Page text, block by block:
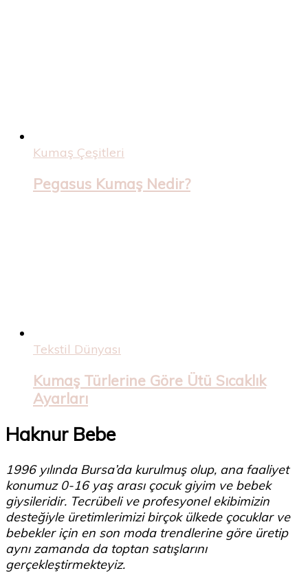
Kumaş Çeşitleri
Pegasus Kumaş Nedir?
Tekstil Dünyası
Kumaş Türlerine Göre Ütü Sıcaklık
Ayarları
Haknur Bebe
1996 yılında Bursa’da kurulmuş olup, ana faaliyet
konumuz 0-16 yaş arası çocuk giyim ve bebek
giysileridir. Tecrübeli ve profesyonel ekibimizin
desteğiyle üretimlerimizi birçok ülkede çocuklar ve
bebekler için en son moda trendlerine göre üretip
aynı zamanda da toptan satışlarını
gerçekleştirmekteyiz.